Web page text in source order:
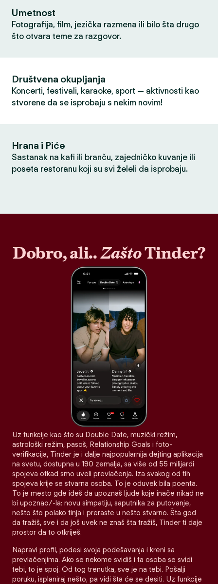
Umetnost
Fotografija, film, jezička razmena ili bilo šta drugo
što otvara teme za razgovor.
Društvena okupljanja
Koncerti, festivali, karaoke, sport — aktivnosti kao
stvorene da se isprobaju s nekim novim!
Hrana i Piće
Sastanak na kafi ili branču, zajedničko kuvanje ili
poseta restoranu koji su svi želeli da isprobaju.
Dobro, ali..ZaštoTinder?
Uz funkcije kao što su Double Date, muzički režim,
astrološki režim, pasoš, Relationship Goals i foto-
verifikacija, Tinder je i dalje najpopularnija dejting aplikacija
na svetu, dostupna u 190 zemalja, sa više od 55 milijardi
spojeva otkad smo uveli prevlačenja. Iza svakog od tih
spojeva krije se stvarna osoba. To je oduvek bila poenta.
To je mesto gde ideš da upoznaš ljude koje inače nikad ne
bi upoznao/-la: novu simpatiju, saputnika za putovanje,
nešto što polako tinja i preraste u nešto stvarno. Šta god
da tražiš, sve i da još uvek ne znaš šta tražiš, Tinder ti daje
prostor da to otkriješ.
Napravi profil, podesi svoja podešavanja i kreni sa
prevlačenjima. Ako se nekome svidiš i ta osoba se svidi
tebi, to je spoj. Od tog trenutka, sve je na tebi. Pošalji
poruku, isplaniraj nešto, pa vidi šta će se desiti. Uz funkcije